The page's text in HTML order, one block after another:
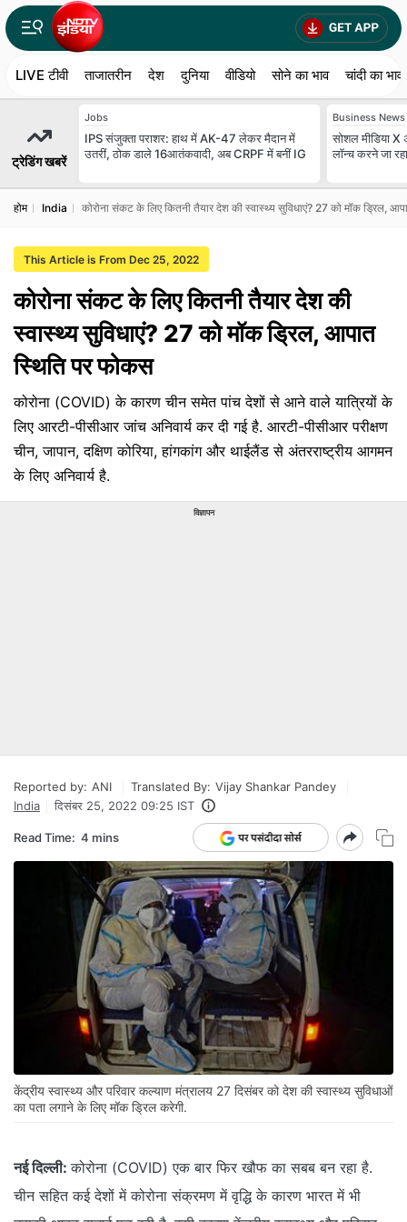
LIVE टीवी ताजातरीन देश दुनिया वीडियो सोने का भाव चांदी का भाव
ट्रेडिंग खबरें
Jobs
IPS संजुक्ता पराशर: हाथ में AK-47 लेकर मैदान में
उतरीं, ठोक डाले 16आतंकवादी, अब CRPF में बनीं IG
Business News
सोशल मीडिया X
लॉन्च करने जा
होम India कोरोना संकट के लिए कितनी तैयार देश की स्वास्थ्य सुविधाएं? 27 को मॉक ड्रिल,
This Article is From Dec 25, 2022
कोरोना संकट के लिए कितनी तैयार देश की
स्वास्थ्य सुविधाएं? 27 को मॉक ड्रिल, आपात
स्थिति पर फोकस
कोरोना (COVID) के कारण चीन समेत पांच देशों से आने वाले यात्रियों के
लिए आरटी-पीसीआर जांच अनिवार्य कर दी गई है. आरटी-पीसीआर परीक्षण
चीन, जापान, दक्षिण कोरिया, हांगकांग और थाईलैंड से अंतरराष्ट्रीय आगमन
के लिए अनिवार्य है.
विज्ञापन
Reported by: ANI Translated By: Vijay Shankar Pandey
India
दिसंबर 25, 2022 09:25 IST
Read Time: 4 mins
केंद्रीय स्वास्थ्य और परिवार कल्याण मंत्रालय 27 दिसंबर को देश की स्वास्थ्य सुविधाओं
का पता लगाने के लिए मॉक ड्रिल करेगी.
नई दिल्ली: कोरोना (COVID) एक बार फिर खौफ का सबब बन रहा है.
चीन सहित कई देशों में कोरोना संक्रमण में वृद्धि के कारण भारत में भी